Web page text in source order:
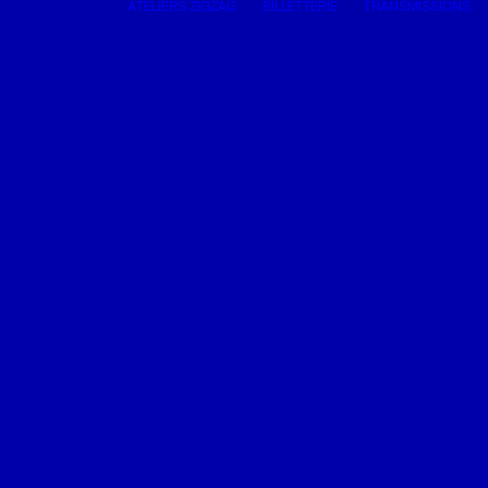
ATELIERS ZIGZAG BILLETTERIE TRANSMISSIONS